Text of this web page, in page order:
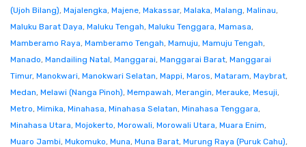
(Ujoh Bilang), Majalengka, Majene, Makassar, Malaka, Malang, Malinau,
Maluku Barat Daya, Maluku Tengah, Maluku Tenggara, Mamasa,
Mamberamo Raya, Mamberamo Tengah, Mamuju, Mamuju Tengah,
Manado, Mandailing Natal, Manggarai, Manggarai Barat, Manggarai
Timur, Manokwari, Manokwari Selatan, Mappi, Maros, Mataram, Maybrat,
Medan, Melawi (Nanga Pinoh), Mempawah, Merangin, Merauke, Mesuji,
Metro, Mimika, Minahasa, Minahasa Selatan, Minahasa Tenggara,
Minahasa Utara, Mojokerto, Morowali, Morowali Utara, Muara Enim,
Muaro Jambi, Mukomuko, Muna, Muna Barat, Murung Raya (Puruk Cahu),